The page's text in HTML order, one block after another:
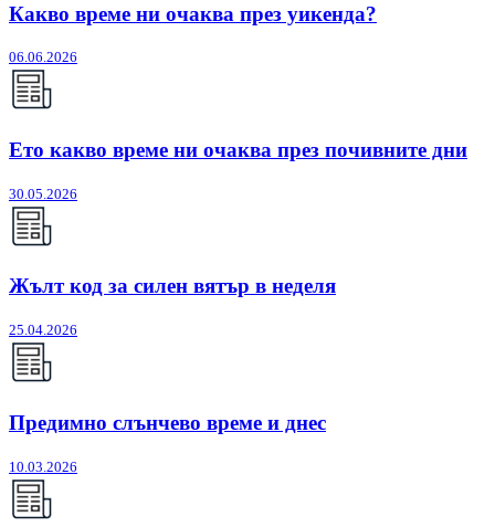
Какво време ни очаква през уикенда?
06.06.2026
Ето какво време ни очаква през почивните дни
30.05.2026
Жълт код за силен вятър в неделя
25.04.2026
Предимно слънчево време и днес
10.03.2026